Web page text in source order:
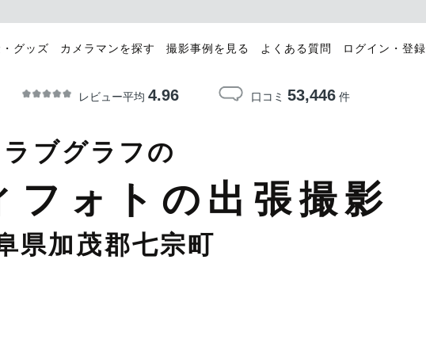
グッズ カメラマンを探す 撮影事例を見る よくある質問 ログイン・登録
レビュー平均 4.96 口コミ 53,446件
ラブグラフの
フォトの出張撮影
県加茂郡七宗町